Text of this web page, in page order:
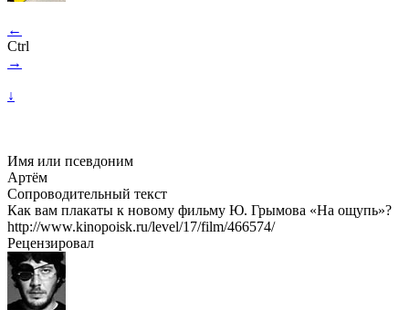
←
Ctrl
→
↓
Имя или псевдоним
Артём
Сопроводительный текст
Как вам плакаты к новому фильму Ю. Грымова «На ощупь»?
http://www.kinopoisk.ru/level/17/film/466574/
Рецензировал